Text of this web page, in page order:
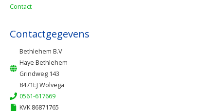
Contact
Contactgegevens
Bethlehem B.V
Haye Bethlehem
Grindweg 143
8471EJ Wolvega
0561-617669
KVK 86871765